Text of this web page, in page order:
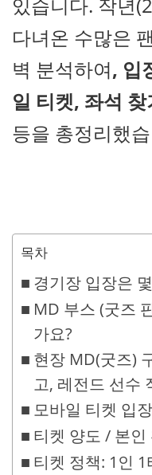
다녀온 수많은
벽 분석하여, 입
일 티켓, 좌석
등을 총정리했
목차
경기장 입장은
MD 부스 (굿즈
가요?
현장 MD(굿즈)
고, 레전드 선수
모바일 티켓 입장
티켓 양도 / 본인
티켓 정책: 1인 1